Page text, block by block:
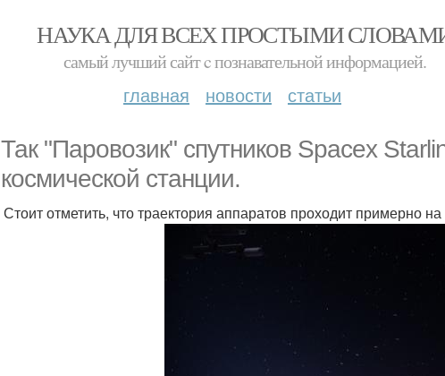
НАУКА ДЛЯ ВСЕХ ПРОСТЫМИ
самый лучший сайт c познавательной информацией.
главная новости статьи
Так "Паровозик" спутников Spacex
космической станции.
Стоит отметить, что траектория аппаратов проходит примерно